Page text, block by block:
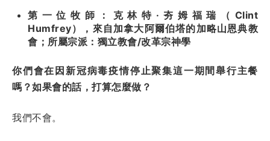
第一位牧師：克林特·夯姆福瑞（Clint
Humfrey），來自加拿大阿爾伯塔的加略山恩典教
會；所屬宗派：獨立教會/改革宗神學
你們會在因新冠病毒疫情停止聚集這一期間舉行主餐
嗎？如果會的話，打算怎麼做？
我們不會。